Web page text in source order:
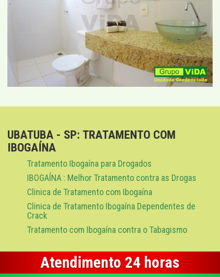
UBATUBA - SP: TRATAMENTO COM
IBOGAÍNA
Tratamento Ibogaína para Drogados
IBOGAÍNA : Melhor Tratamento contra as Drogas
Clinica de Tratamento com Ibogaína
Clinica de Tratamento Ibogaína Dependentes de
Crack
Tratamento com Ibogaína contra o Tabagismo
Atendimento 24 horas